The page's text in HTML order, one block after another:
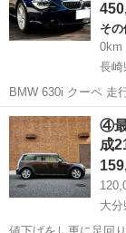
その
0km
長崎
BMW 630i クーペ 走
初度登録 2007年3月
ンスソナー オート
フ...
長崎 佐世保市
④最
成
大